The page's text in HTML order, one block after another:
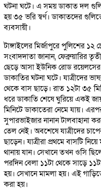
ঘটনা ঘটে। এ সময় ডাকাত দল
হয় ৩৫ ভরি স্বর্ণ। ডাকাতদের
ব্যবসায়ী।
টাঙ্গাইলের মির্জাপুরে পুলিশের ১২
সংবাদদাতা জানান, ফেব্রুয়ারির
ছেড়ে আসা ইউনিক রোড রয়েলসের
ডাকাতির ঘটনা ঘটে। যাত্রীদের
থেকে বাস ছাড়ে। রাত ১২টা ৩৫
ধরে ডাকাতি শেষে ঘুরিয়ে একই
মিনিটে ডাকাতেরা নেমে যায়।
সুপারভাইজার নানান টালবাহানা
তেল নেই। অবশেষে যাত্রীদের
ছাড়েন। যাত্রীরা প্রথমে বাসটি
থানায় যান। সেখানে তখন ওসি
পরদিন বেলা ১১টা থেকে সাড়ে
হয়। সেখানে মামলা হয়। এই
করা হয়।